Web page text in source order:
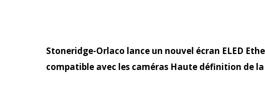
Stoneridge-Orlaco lance un nouvel écran ELED
compatible avec les caméras Haute définition de